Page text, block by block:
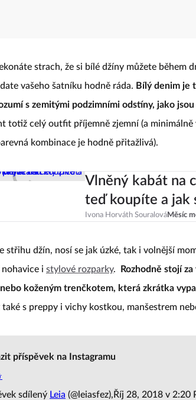
strach, že si bílé džíny můžete během
vašeho šatníku hodně ráda. Bílý denim je
s zemitými podzimními odstíny, jako
totiž celý outfit příjemně zjemní (a minimálně
kombinace je hodně přitažlivá).
Vlněný kabát na
teď koupíte a jak
Ivona Horváth SouralováMěsíc
střihu džín, nosí se jak úzké, tak i volnější
i stylové rozparky.
Rozhodně stojí
koženým trenčkotem, která zkrátka
také s preppy i vichy kostkou, manšestrem
příspěvek na Instagramu
sdílený Leia (@leiasfez),Říj 28, 2018 v 2:20